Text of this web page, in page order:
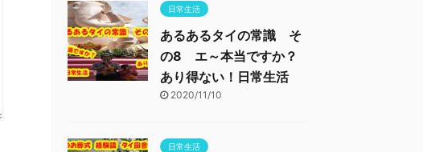
日常生活
あるあるタイの常識 そ
の8 エ～本当ですか？
あり得ない！日常生活
2020/11/10
日常生活